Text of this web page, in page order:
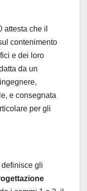
attesta che il
contenimento
e dei loro
da un
e consegnata
per gli
definisce gli